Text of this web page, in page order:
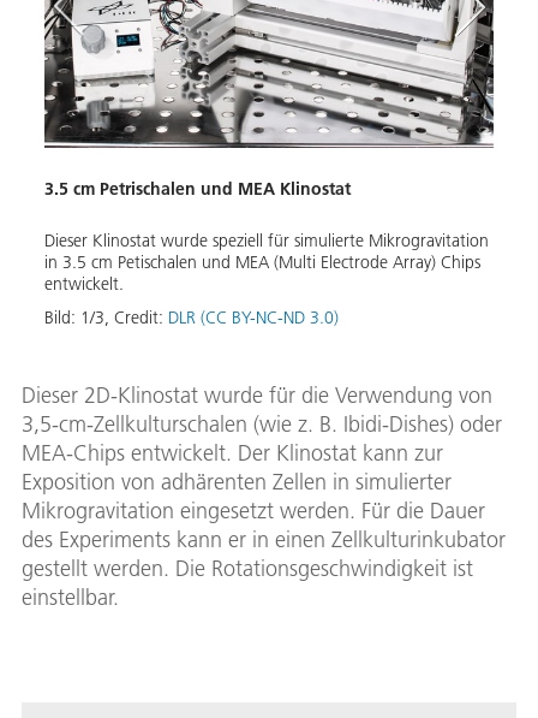
3.5 cm Petrischalen und MEA Klinostat
Dieser Klinostat wurde speziell für simulierte Mikrogravitation
in 3.5 cm Petischalen und MEA (Multi Electrode Array) Chips
entwickelt.
Bild: 1/3, Credit: DLR (CC BY-NC-ND 3.0)
Dieser 2D-Klinostat wurde für die Verwendung von
3,5-cm-Zellkulturschalen (wie z. B. Ibidi-Dishes) oder
MEA-Chips entwickelt. Der Klinostat kann zur
Exposition von adhärenten Zellen in simulierter
Mikrogravitation eingesetzt werden. Für die Dauer
des Experiments kann er in einen Zellkulturinkubator
gestellt werden. Die Rotationsgeschwindigkeit ist
einstellbar.